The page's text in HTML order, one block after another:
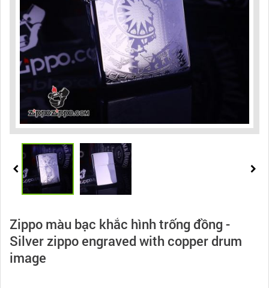
Zippo màu bạc khắc hình trống đồng -
Silver zippo engraved with copper drum
image